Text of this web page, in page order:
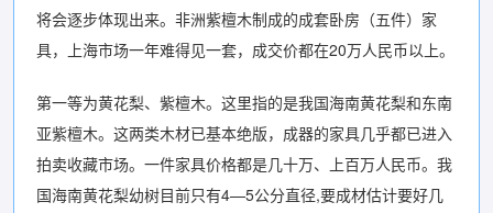
将会逐步体现出来。非洲紫檀木制成的成套卧房（五件）家
具，上海市场一年难得见一套，成交价都在20万人民币以上。
第一等为黄花梨、紫檀木。这里指的是我国海南黄花梨和东南
亚紫檀木。这两类木材已基本绝版，成器的家具几乎都已进入
拍卖收藏市场。一件家具价格都是几十万、上百万人民币。我
国海南黄花梨幼树目前只有4—5公分直径,要成材估计要好几